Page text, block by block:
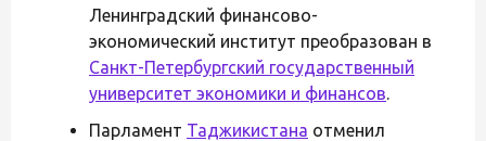
Ленинградский финансово-
экономический институт преобразован в
Санкт-Петербургский государственный
университет экономики и финансов.
Парламент Таджикистана отменил